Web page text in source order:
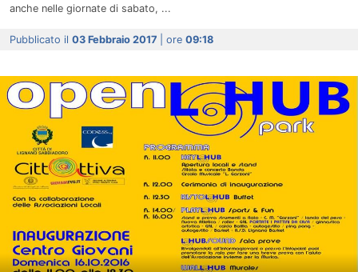
anche nelle giornate di sabato, ...
Pubblicato il 03 Febbraio 2017 | ore 09:18